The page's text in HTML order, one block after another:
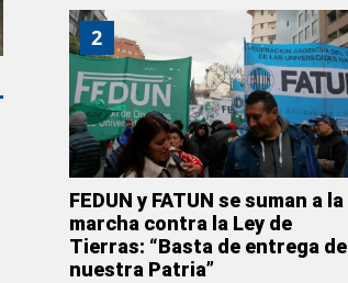
2
FEDUN y FATUN se suman a la
marcha contra la Ley de
Tierras: “Basta de entrega de
nuestra Patria”